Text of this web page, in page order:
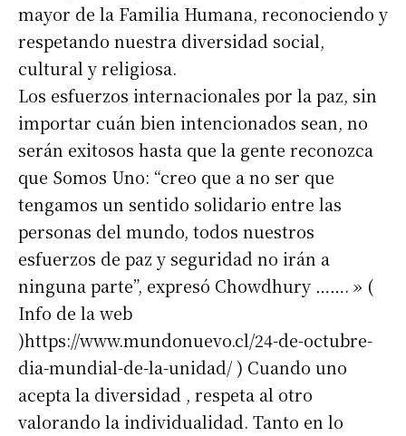
mayor de la Familia Humana, reconociendo y
respetando nuestra diversidad social,
cultural y religiosa.
Los esfuerzos internacionales por la paz, sin
importar cuán bien intencionados sean, no
serán exitosos hasta que la gente reconozca
que Somos Uno: “creo que a no ser que
tengamos un sentido solidario entre las
personas del mundo, todos nuestros
esfuerzos de paz y seguridad no irán a
ninguna parte”, expresó Chowdhury ……. » (
Info de la web
)https://www.mundonuevo.cl/24-de-octubre-
dia-mundial-de-la-unidad/ ) Cuando uno
acepta la diversidad , respeta al otro
valorando la individualidad. Tanto en lo